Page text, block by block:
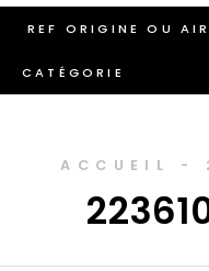
CATÉGORIE
ACCUEIL -